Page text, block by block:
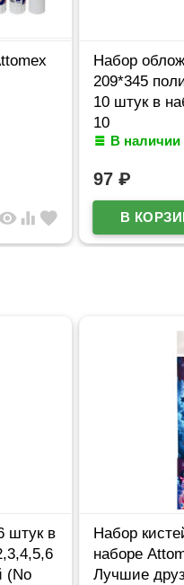
equalizer favorite
Набор
209*345
10 штук в
10
В наличии
97 ₽
штук в
(No
Набор
наборе
Лучшие